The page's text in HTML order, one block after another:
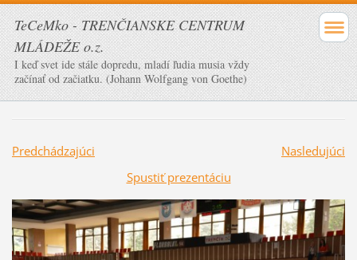
TeCeMko - TRENČIANSKE CENTRUM
MLÁDEŽE o.z.
I keď svet ide stále dopredu, mladí ľudia musia vždy
začínať od začiatku. (Johann Wolfgang von Goethe)
Predchádzajúci
Nasledujúci
Spustiť prezentáciu